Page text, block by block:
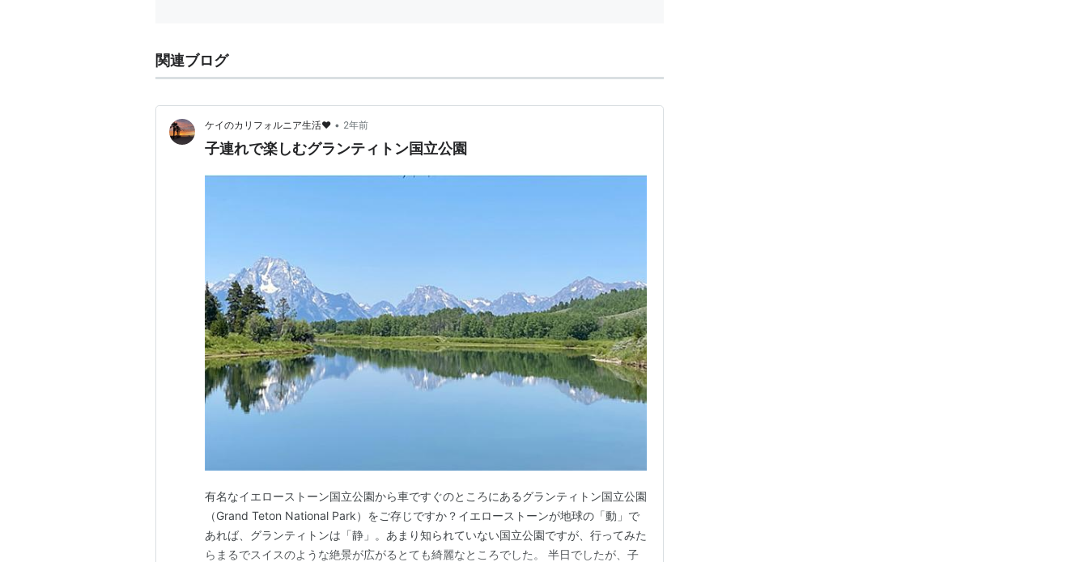
関連ブログ
ケイのカリフォルニア生活♥︎ • 2年前
子連れで楽しむグランティトン国立公園
有名なイエローストーン国立公園から車ですぐのところにあるグランティトン国立公園
（Grand Teton National Park）をご存じですか？イエローストーンが地球の「動」で
あれば、グランティトンは「静」。あまり知られていない国立公園ですが、行ってみた
らまるでスイスのような絶景が広がるとても綺麗なところでした。 半日でしたが、子